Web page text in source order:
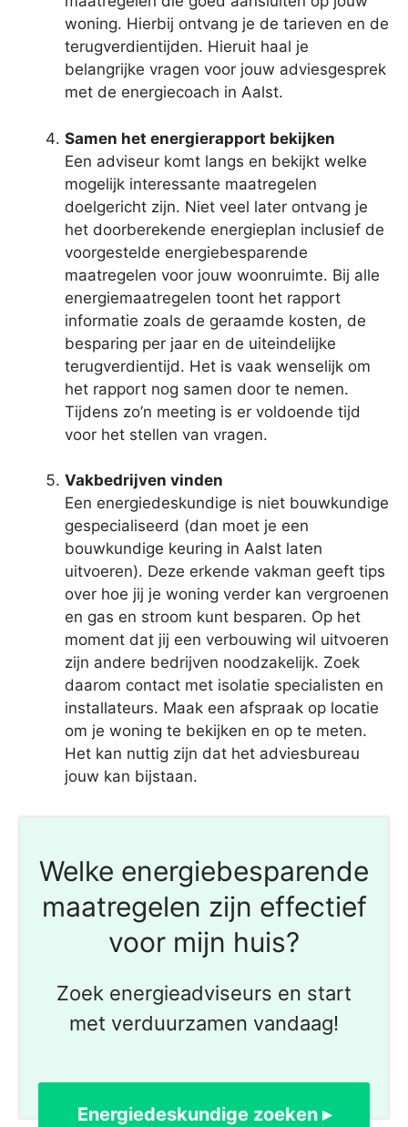
woning. Hierbij ontvang je de tarieven en de
terugverdientijden. Hieruit haal je
belangrijke vragen voor jouw adviesgesprek
met de energiecoach in Aalst.
Samen het energierapport bekijken
Een adviseur komt langs en bekijkt welke
mogelijk interessante maatregelen
doelgericht zijn. Niet veel later ontvang je
het doorberekende energieplan inclusief de
voorgestelde energiebesparende
maatregelen voor jouw woonruimte. Bij alle
energiemaatregelen toont het rapport
informatie zoals de geraamde kosten, de
besparing per jaar en de uiteindelijke
terugverdientijd. Het is vaak wenselijk om
het rapport nog samen door te nemen.
Tijdens zo’n meeting is er voldoende tijd
voor het stellen van vragen.
Vakbedrijven vinden
Een energiedeskundige is niet bouwkundige
gespecialiseerd (dan moet je een
bouwkundige keuring in Aalst laten
uitvoeren). Deze erkende vakman geeft tips
over hoe jij je woning verder kan vergroenen
en gas en stroom kunt besparen. Op het
moment dat jij een verbouwing wil uitvoeren
zijn andere bedrijven noodzakelijk. Zoek
daarom contact met isolatie specialisten en
installateurs. Maak een afspraak op locatie
om je woning te bekijken en op te meten.
Het kan nuttig zijn dat het adviesbureau
jouw kan bijstaan.
Welke energiebesparende
maatregelen zijn effectief
voor mijn huis?
Zoek energieadviseurs en start
met verduurzamen vandaag!
Energiedeskundige zoeken ▸